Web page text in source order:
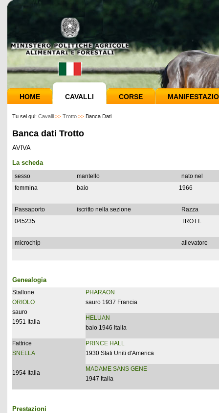
HOME CAVALLI CORSE
Tu sei qui: Cavalli >> Trotto >> Banca Dati
Banca dati Trotto
AVIVA
La scheda
sesso mantello
nato nel
femmina
baio 1966
Passaporto iscritto nella sezione
Razza
045235
TROTT.
microchip allevatore
Genealogia
Stallone
ORIOLO
sauro
1951 Italia
PHARAON
sauro 1937 Francia
HELUAN
baio 1946 Italia
Fattrice
SNELLA
1954 Italia
PRINCE HALL
1930 Stati Uniti d'America
MADAME SANS GENE
1947 Italia
Prestazioni